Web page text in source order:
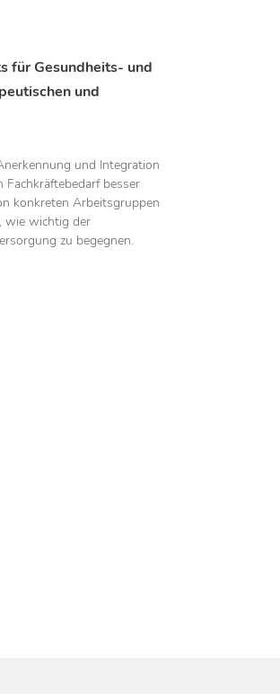
für Gesundheits- und
und
und Integration
besser
konkreten Arbeitsgruppen
wie wichtig der
zu begegnen.